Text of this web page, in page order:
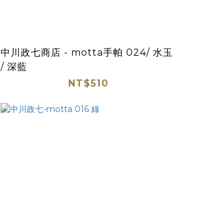
中川政七商店 - motta手帕 024/ 水玉
/ 深藍
NT$510